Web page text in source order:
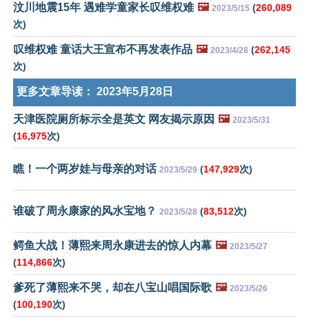
汶川地震15年 遇难学童家长叹维权难 🖼️ 2023/5/15 (260,089
次)
叹维权难 童话大王宣布不再发表作品 🖼️ 2023/4/28 (262,145
次)
更多文章导读： 2023年5月28日
天津医院厕所标示全是英文 网友揭示原因 🖼️ 2023/5/31
(16,975次)
瞧！一个两岁娃与母亲的对话 2023/5/29 (147,929次)
谁破了周永康家的风水宝地？ 2023/5/28 (83,512次)
鳄鱼大战！薄熙来周永康进去的惊人内幕 🖼️ 2023/5/27
(114,866次)
爹死了薄熙来不哭，却在八宝山唱国际歌 🖼️ 2023/5/26
(100,190次)